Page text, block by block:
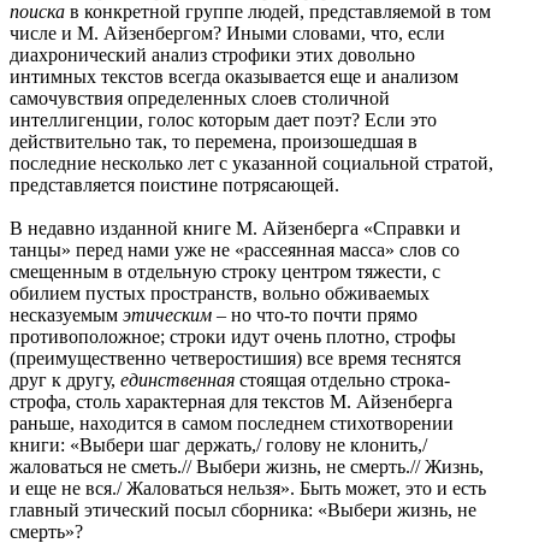
поиска в конкретной группе людей, представляемой в том
числе и М. Айзенбергом? Иными словами, что, если
диахронический анализ строфики этих довольно
интимных текстов всегда оказывается еще и анализом
самочувствия определенных слоев столичной
интеллигенции, голос которым дает поэт? Если это
действительно так, то перемена, произошедшая в
последние несколько лет с указанной социальной стратой,
представляется поистине потрясающей.
В недавно изданной книге М. Айзенберга «Справки и
танцы» перед нами уже не «рассеянная масса» слов со
смещенным в отдельную строку центром тяжести, с
обилием пустых пространств, вольно обживаемых
несказуемым этическим – но что-то почти прямо
противоположное; строки идут очень плотно, строфы
(преимущественно четверостишия) все время теснятся
друг к другу, единственная стоящая отдельно строка-
строфа, столь характерная для текстов М. Айзенберга
раньше, находится в самом последнем стихотворении
книги: «Выбери шаг держать,/ голову не клонить,/
жаловаться не сметь.// Выбери жизнь, не смерть.// Жизнь,
и еще не вся./ Жаловаться нельзя». Быть может, это и есть
главный этический посыл сборника: «Выбери жизнь, не
смерть»?